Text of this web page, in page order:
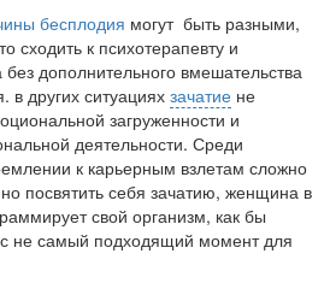
кардиотоксичность
Федеральная служба по
надзору в сфере
здравоохранения озвучила
тревожную статистику. Она
касаются увеличения риска
острой кардиотоксичности и
роста сопутствующих
осложнений от...
бесплодия могут быть разными,
сходить к психотерапевту и
дополнительного вмешательства
в других ситуациях зачатие не
загруженности и
деятельности. Среди
к карьерным взлетам сложно
посвятить себя зачатию, женщина в
свой организм, как бы
не самый подходящий момент для